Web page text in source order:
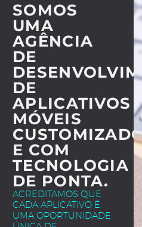
SOMOS
UMA
AGÊNCIA
DE
DE
APLICATIVOS
MÓVEIS
E COM
TECNOLOGIA
DE PONTA.
ACREDITAMOS QUE
CADA APLICATIVO É
UMA OPORTUNIDADE